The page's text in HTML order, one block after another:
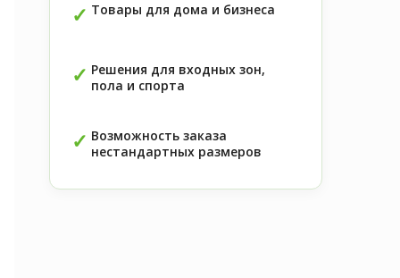
Товары для дома и бизнеса
Решения для входных зон,
пола и спорта
Возможность заказа
нестандартных размеров